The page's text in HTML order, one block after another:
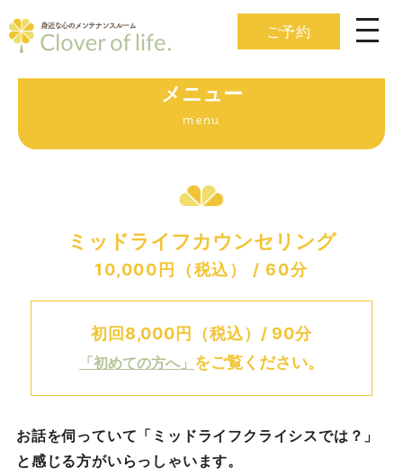
ご予約
メニュー
menu
ミッドライフカウンセリング
10,000円（税込） / 60分
初回8,000円（税込）/ 90分
「初めての方へ」 をご覧ください。
お話を伺っていて「ミッドライフクライシスでは？」
と感じる方がいらっしゃいます。